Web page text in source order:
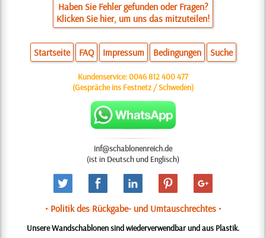
Haben Sie Fehler gefunden oder Fragen?
Klicken Sie hier, um uns das mitzuteilen!
Startseite FAQ Impressum Bedingungen Suche
Kundenservice:0046 812 400 477
(Gespräche ins Festnetz / Schweden)
inf@schablonenreich.de
(ist in Deutsch und Englisch)
• Politik des Rückgabe- und Umtauschrechtes •
Unsere Wandschablonen sind wiederverwendbar und aus Plastik.